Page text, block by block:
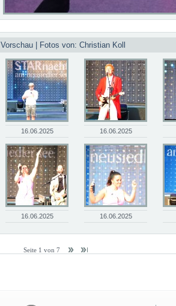
Vorschau | Fotos von: Christian Koll
16.06.2025 16.06.2025
16.06.2025 16.06.2025
Seite 1 von 7